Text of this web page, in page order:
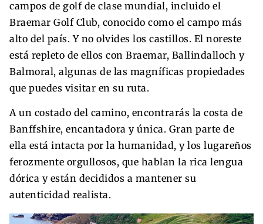
campos de golf de clase mundial, incluido el
Braemar Golf Club, conocido como el campo más
alto del país. Y no olvides los castillos. El noreste
está repleto de ellos con Braemar, Ballindalloch y
Balmoral, algunas de las magníficas propiedades
que puedes visitar en su ruta.
A un costado del camino, encontrarás la costa de
Banffshire, encantadora y única. Gran parte de
ella está intacta por la humanidad, y los lugareños
ferozmente orgullosos, que hablan la rica lengua
dórica y están decididos a mantener su
autenticidad realista.